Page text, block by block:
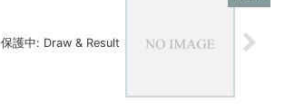
保護中: Draw & Result